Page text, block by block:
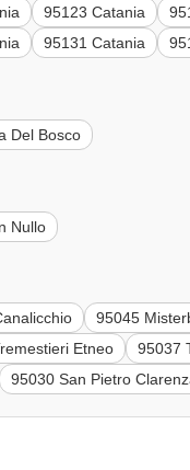
95123 Catania
95131 Catania
Del Bosco
Nullo
95045
Etneo 95037
95030 San Pietro